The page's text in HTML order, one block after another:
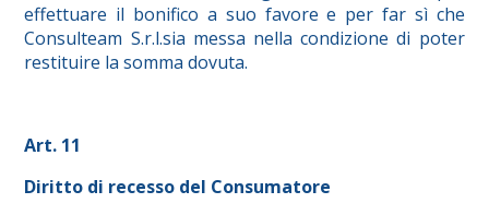
effettuare il bonifico a suo favore e per far sì che
Consulteam S.r.l.sia messa nella condizione di poter
restituire la somma dovuta.
Art. 11
Diritto di recesso del Consumatore